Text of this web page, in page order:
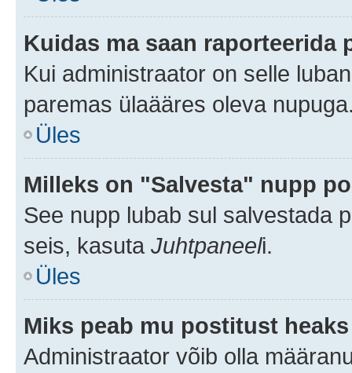
Kuidas ma saan raporteerida
Kui administraator on selle
paremas ülaääres oleva
Üles
Milleks on "Salvesta" nupp
See nupp lubab sul salvestada
seis, kasuta Juhtpaneeli.
Üles
Miks peab mu postitust
Administraator võib olla